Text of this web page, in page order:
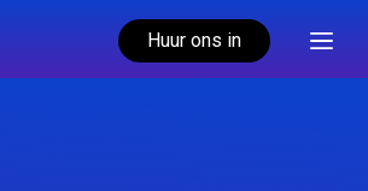
Huur ons in